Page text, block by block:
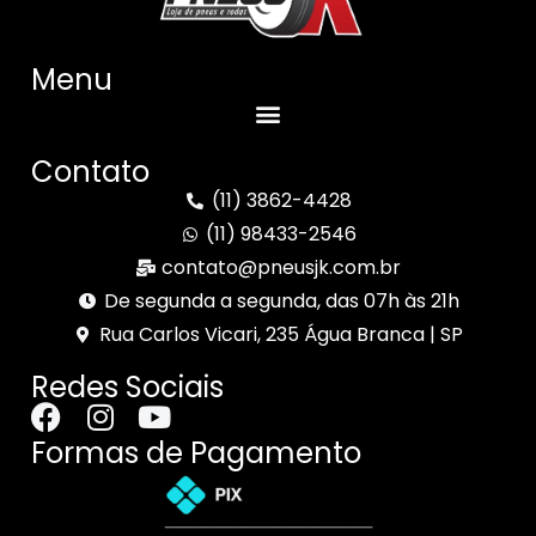
Menu
Contato
(11) 3862-4428
(11) 98433-2546
contato@pneusjk.com.br
De segunda a segunda, das 07h às 21h
Rua Carlos Vicari, 235 Água Branca | SP
Redes Sociais
Formas de Pagamento